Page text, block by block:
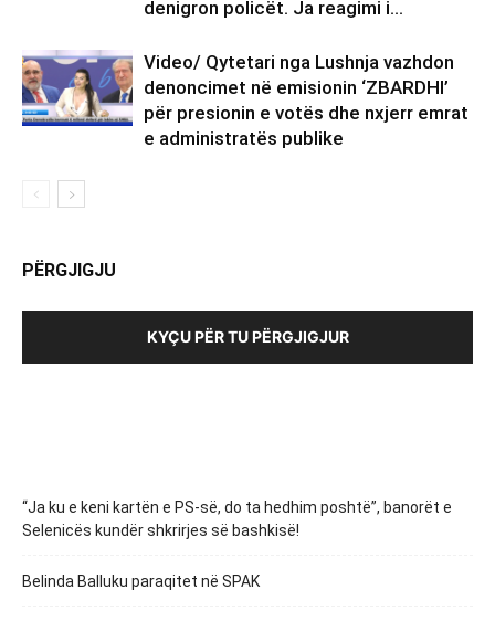
denigron policët. Ja reagimi i...
Video/ Qytetari nga Lushnja vazhdon
denoncimet në emisionin ‘ZBARDHI’
për presionin e votës dhe nxjerr emrat
e administratës publike
PËRGJIGJU
KYÇU PËR TU PËRGJIGJUR
“Ja ku e keni kartën e PS-së, do ta hedhim poshtë”, banorët e
Selenicës kundër shkrirjes së bashkisë!
Belinda Balluku paraqitet në SPAK